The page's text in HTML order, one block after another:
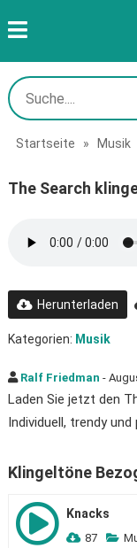
Startseite » Musik
The Search
Herunterladen
Kategorien: Musik
Ralf Friedman -
Laden Sie jetzt den
Individuell, trendy
Klingeltöne
Knacks
87